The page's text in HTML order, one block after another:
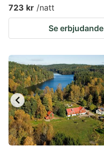
723 kr /natt
Se erbjudande